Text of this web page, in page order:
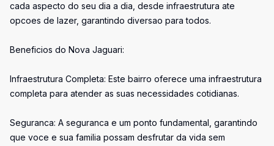
cada aspecto do seu dia a dia, desde infraestrutura ate
opcoes de lazer, garantindo diversao para todos.
Beneficios do Nova Jaguari:
Infraestrutura Completa: Este bairro oferece uma infraestrutura
completa para atender as suas necessidades cotidianas.
Seguranca: A seguranca e um ponto fundamental, garantindo
que voce e sua familia possam desfrutar da vida sem